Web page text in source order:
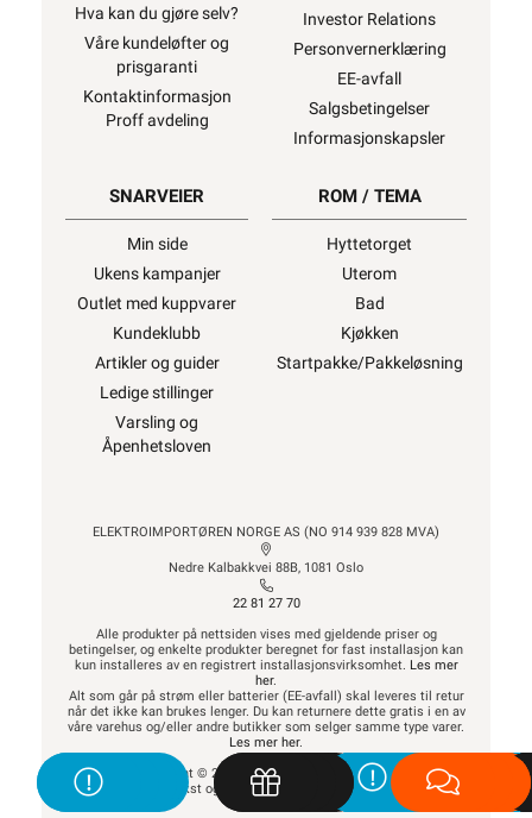
Hva kan du gjøre selv?
Våre kundeløfter og
prisgaranti
Kontaktinformasjon
Proff avdeling
Investor Relations
Personvernerklæring
EE-avfall
Salgsbetingelser
Informasjonskapsler
SNARVEIER
Min side
Ukens kampanjer
Outlet med kuppvarer
Kundeklubb
Artikler og guider
Ledige stillinger
Varsling og
Åpenhetsloven
ROM / TEMA
Hyttetorget
Uterom
Bad
Kjøkken
Startpakke/Pakkeløsning
ELEKTROIMPORTØREN NORGE AS (NO 914 939 828 MVA)
Nedre Kalbakkvei 88B, 1081 Oslo
22 81 27 70
Alle produkter på nettsiden vises med gjeldende priser og
betingelser, og enkelte produkter beregnet for fast installasjon kan
kun installeres av en registrert installasjonsvirksomhet. Les mer
her.
Alt som går på strøm eller batterier (EE-avfall) skal leveres til retur
når det ikke kan brukes lenger. Du kan returnere dette gratis i en av
våre varehus og/eller andre butikker som selger samme type varer.
Les mer her.
Alt innhold Copyright © 2009-2024 - Elektroimportøren AS. All bruk
av tekst og bilder må avtales før bruk.